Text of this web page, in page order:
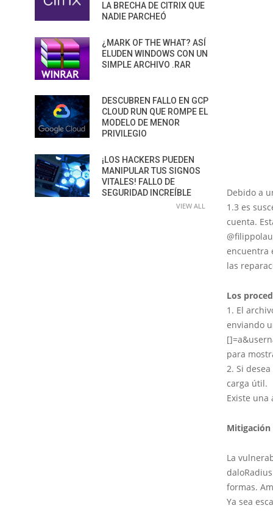
Debido a
1.3 es
cuenta.
encuentra
las
Los
1. El
enviando
para
2. Si
carga útil.
Existe una
Mitigación
La
formas.
Ya sea
LA BRECHA DE CITRIX QUE
NADIE PARCHEÓ
¿MARK OF THE WHAT? ASÍ
ELUDEN WINDOWS CON UN
SIMPLE ARCHIVO .RAR
DESCUBREN FALLO EN GCP
CLOUD RUN QUE ROMPE EL
MODELO DE MENOR
PRIVILEGIO
¡LOS HACKERS PUEDEN
MANIPULAR TUS SIGNOS
VITALES! FALLO DE
SEGURIDAD INCREÍBLE
VIEW ALL